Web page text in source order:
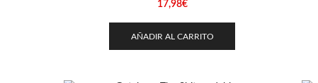
17,98€
AÑADIR AL CARRITO